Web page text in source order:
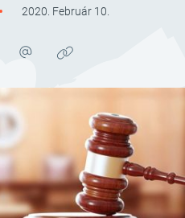
2020. Február 10.